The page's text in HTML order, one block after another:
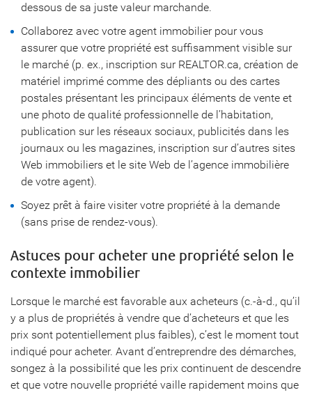
dessous de sa juste valeur marchande.
Collaborez avec votre agent immobilier pour vous
assurer que votre propriété est suffisamment visible sur
le marché (p. ex., inscription sur REALTOR.ca, création de
matériel imprimé comme des dépliants ou des cartes
postales présentant les principaux éléments de vente et
une photo de qualité professionnelle de l’habitation,
publication sur les réseaux sociaux, publicités dans les
journaux ou les magazines, inscription sur d’autres sites
Web immobiliers et le site Web de l’agence immobilière
de votre agent).
Soyez prêt à faire visiter votre propriété à la demande
(sans prise de rendez-vous).
Astuces pour acheter une propriété selon le
contexte immobilier
Lorsque le marché est favorable aux acheteurs (c.-à-d., qu’il
y a plus de propriétés à vendre que d’acheteurs et que les
prix sont potentiellement plus faibles), c’est le moment tout
indiqué pour acheter. Avant d’entreprendre des démarches,
songez à la possibilité que les prix continuent de descendre
et que votre nouvelle propriété vaille rapidement moins que